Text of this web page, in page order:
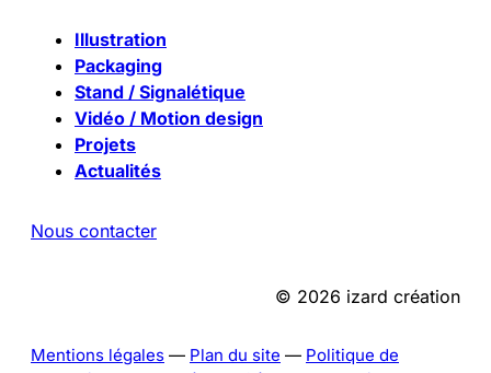
Illustration
Packaging
Stand / Signalétique
Vidéo / Motion design
Projets
Actualités
Nous contacter
© 2026 izard création
Mentions légales — Plan du site — Politique de